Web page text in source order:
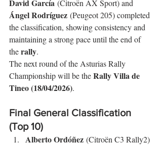
David García (Citroën AX Sport) and
Ángel Rodríguez (Peugeot 205) completed
the classification, showing consistency and
maintaining a strong pace until the end of
the rally.
The next round of the Asturias Rally
Championship will be the Rally Villa de
Tineo (18/04/2026).
Final General Classification
(Top 10)
Alberto Ordóñez (Citroën C3 Rally2)